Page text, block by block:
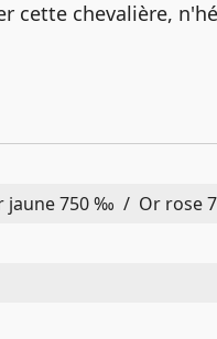
cette chevalière,
750 ‰ / Or rose